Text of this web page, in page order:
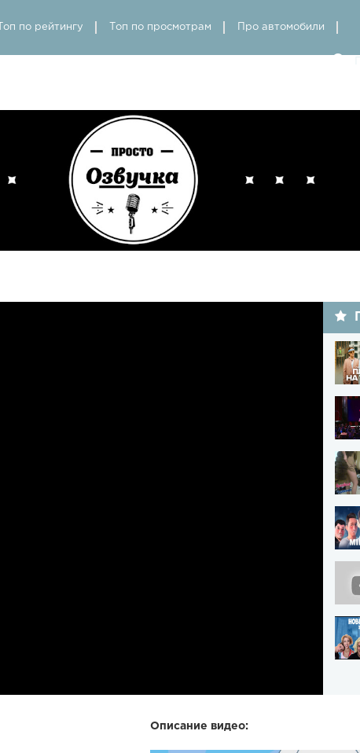
Топ по рейтингу Топ по просмотрам Про автомобили
Описание видео: